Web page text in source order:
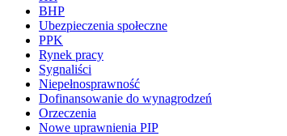
BHP
Ubezpieczenia społeczne
PPK
Rynek pracy
Sygnaliści
Niepełnosprawność
Dofinansowanie do wynagrodzeń
Orzeczenia
Nowe uprawnienia PIP